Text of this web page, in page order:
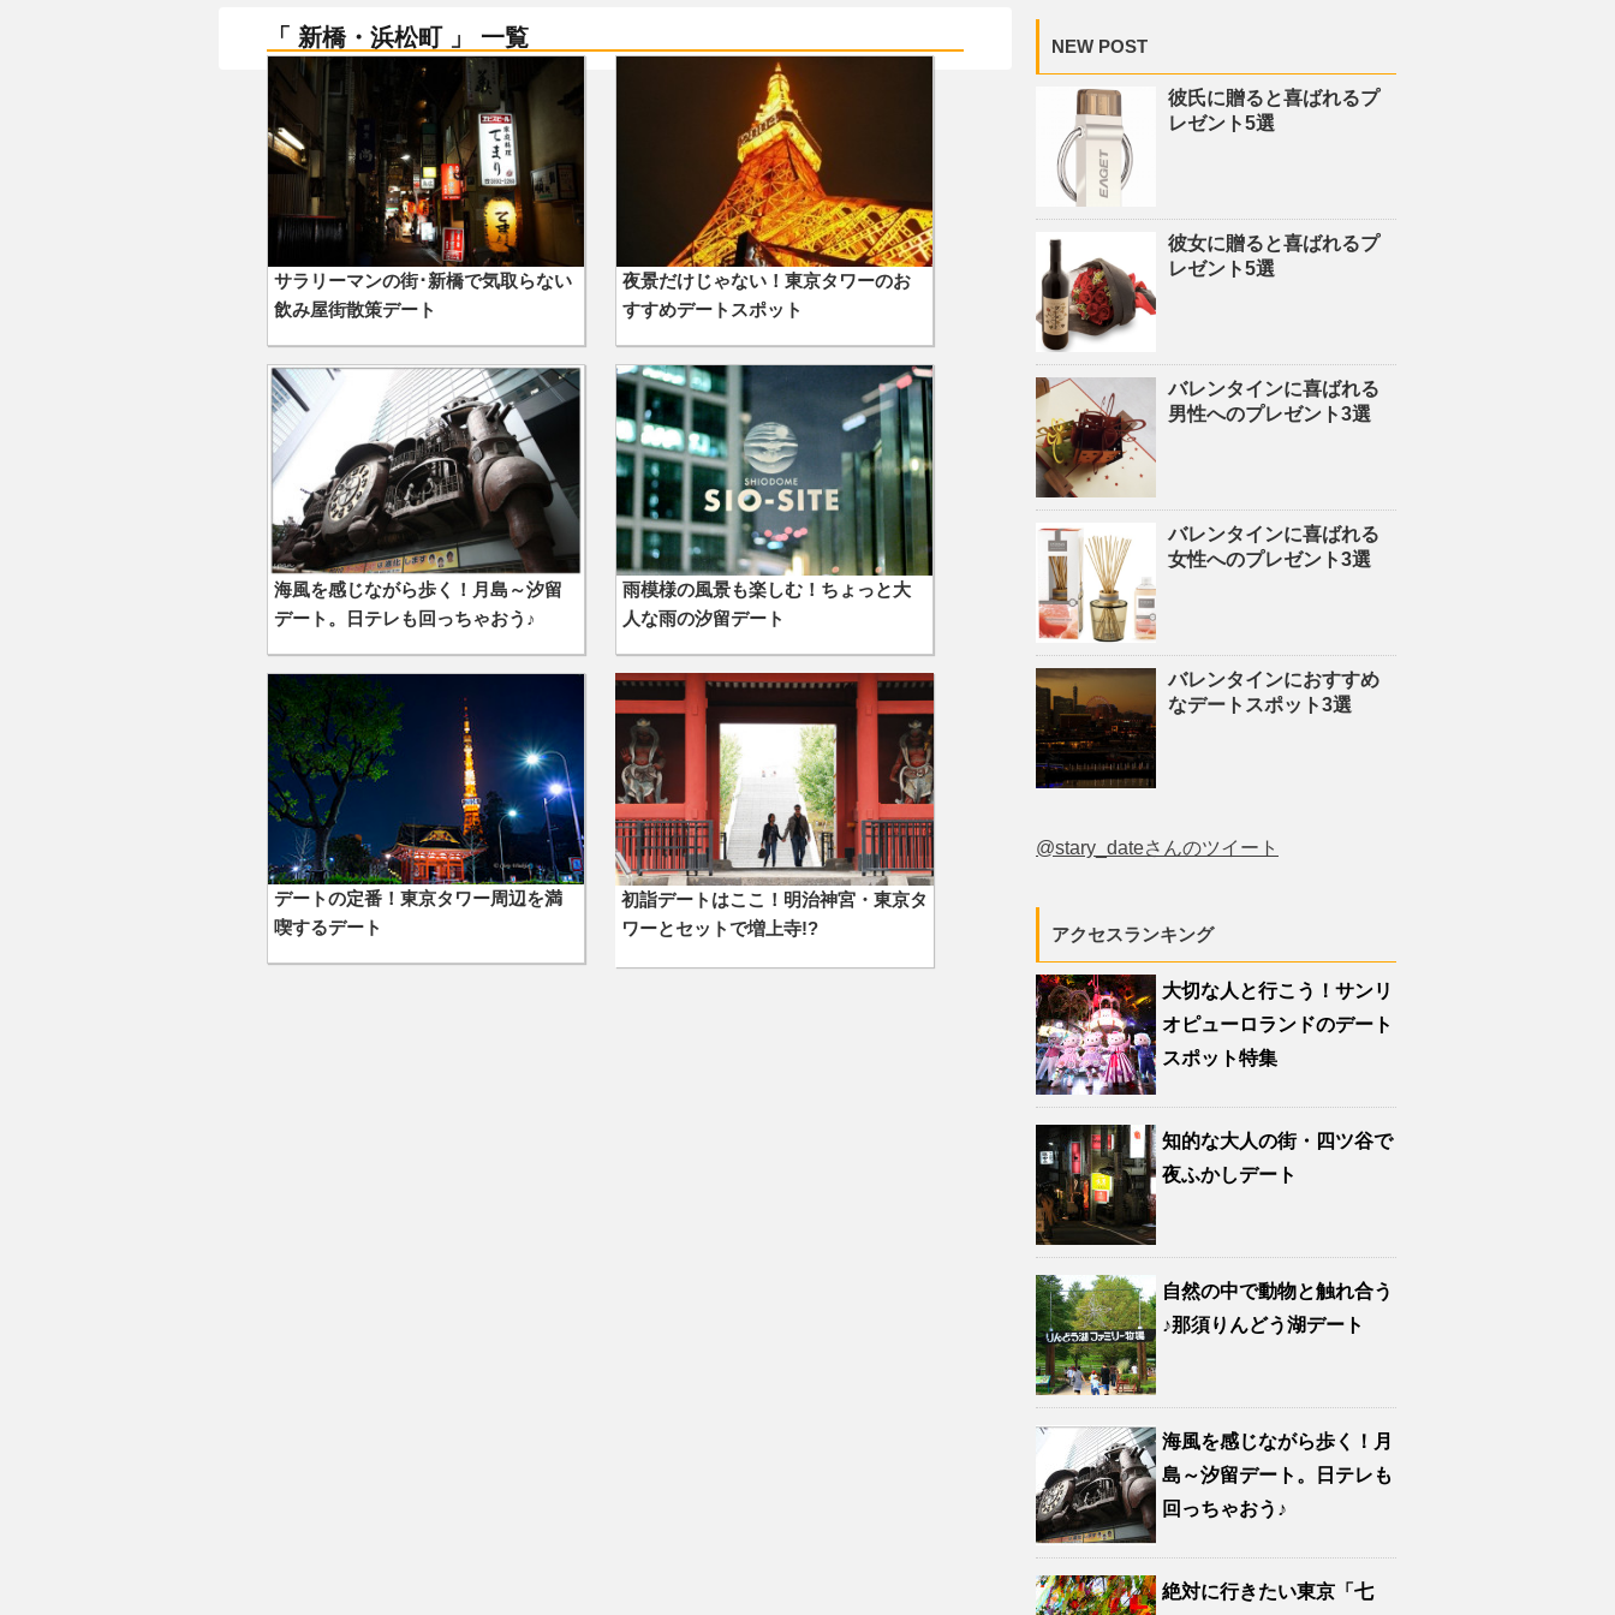
「 新橋・浜松町 」 一覧
サラリーマンの街･新橋で気取らない
飲み屋街散策デート
夜景だけじゃない！東京タワーのお
すすめデートスポット
海風を感じながら歩く！月島～汐留
デート。日テレも回っちゃおう♪
雨模様の風景も楽しむ！ちょっと大
人な雨の汐留デート
デートの定番！東京タワー周辺を満
喫するデート
初詣デートはここ！明治神宮・東京タ
ワーとセットで増上寺!?
NEW POST
彼氏に贈ると喜ばれるプ
レゼント5選
彼女に贈ると喜ばれるプ
レゼント5選
バレンタインに喜ばれる
男性へのプレゼント3選
バレンタインに喜ばれる
女性へのプレゼント3選
バレンタインにおすすめ
なデートスポット3選
@stary_dateさんのツイート
アクセスランキング
大切な人と行こう！サンリ
オピューロランドのデート
スポット特集
知的な大人の街・四ツ谷で
夜ふかしデート
自然の中で動物と触れ合う
♪那須りんどう湖デート
海風を感じながら歩く！月
島～汐留デート。日テレも
回っちゃおう♪
絶対に行きたい東京「七